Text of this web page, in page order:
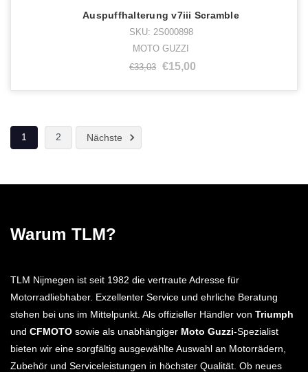
Auspuffhalterung v7iii Scramble
SKU: 2S000898
MOTO GUZZI
€33,03 €15,00
1 2 Nächste
Warum TLM?
TLM Nijmegen ist seit 1982 die vertraute Adresse für
Motorradliebhaber. Exzellenter Service und ehrliche Beratung
stehen bei uns im Mittelpunkt. Als offizieller Händler von Triumph
und CFMOTO sowie als unabhängiger Moto Guzzi-Spezialist
bieten wir eine sorgfältig ausgewählte Auswahl an Motorrädern,
Zubehör und Serviceleistungen in höchster Qualität. Ob neues